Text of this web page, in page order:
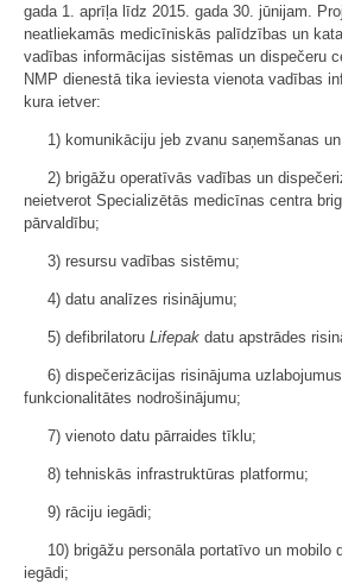
gada 1. aprīļa līdz 2015. gada 30. jūnijam.
neatliekamās medicīniskās palīdzības un
vadības informācijas sistēmas un dispečeru
NMP dienestā tika ieviesta vienota vadības
kura ietver:
1) komunikāciju jeb zvanu saņemšanas
2) brigāžu operatīvās vadības un
neietverot Specializētās medicīnas centra
pārvaldību;
3) resursu vadības sistēmu;
4) datu analīzes risinājumu;
5) defibrilatoru Lifepak datu apstrādes
6) dispečerizācijas risinājuma
funkcionalitātes nodrošinājumu;
7) vienoto datu pārraides tīklu;
8) tehniskās infrastruktūras platformu;
9) rāciju iegādi;
10) brigāžu personāla portatīvo un mobilo
iegādi;